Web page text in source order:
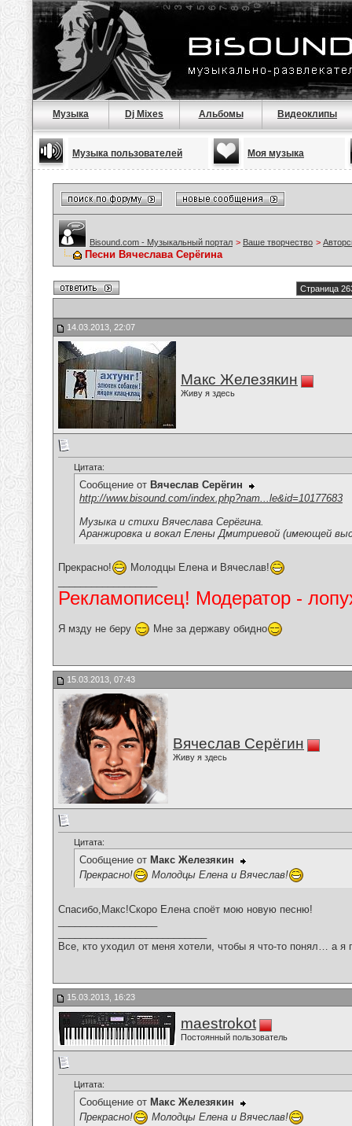
Музыка Dj Mixes Альбомы Видеоклипы
Музыка пользователей Моя музыка
Bisound.com - Музыкальный портал > Ваше творчество >
Песни Вячеслава Серёгина
Страница
14.03.2013, 22:07
Макс Железякин
Живу я здесь
Цитата:
Сообщение от Вячеслав Серёгин
http://www.bisound.com/index.php?nam...le&id=10177683
Музыка и стихи Вячеслава Серёгина.
Аранжировка и вокал Елены Дмитриевой (имеющей
Прекрасно!
Молодцы Елена и Вячеслав!
Рекламописец! Модератор -
Я мзду не беру Мне за державу обидно
15.03.2013, 07:43
Вячеслав Серёгин
Живу я здесь
Цитата:
Сообщение от Макс Железякин
Прекрасно!
Молодцы Елена и Вячеслав!
Спасибо,Макс!Скоро Елена споёт мою новую песню!
Все, кто уходил от меня хотели, чтобы я что-то понял… а
15.03.2013, 16:23
maestrokot
Постоянный пользователь
Цитата:
Сообщение от Макс Железякин
Прекрасно!
Молодцы Елена и Вячеслав!